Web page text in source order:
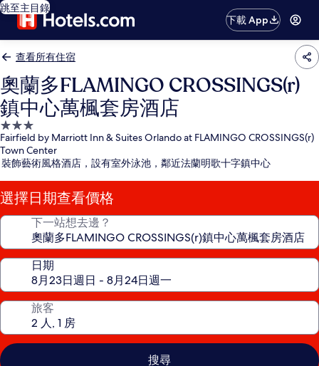
跳至主目錄
下載 App
查看所有住宿
奧蘭多FLAMINGO CROSSINGS(r)
鎮中心萬楓套房酒店
3.0
星
級
住
宿
Fairfield by Marriott Inn & Suites Orlando at FLAMINGO CROSSINGS(r)
Town Center
裝飾藝術風格酒店，設有室外泳池，鄰近法蘭明歌十字鎮中心
選擇日期查看價格
下一站想去邊？
日期
旅客
搜尋